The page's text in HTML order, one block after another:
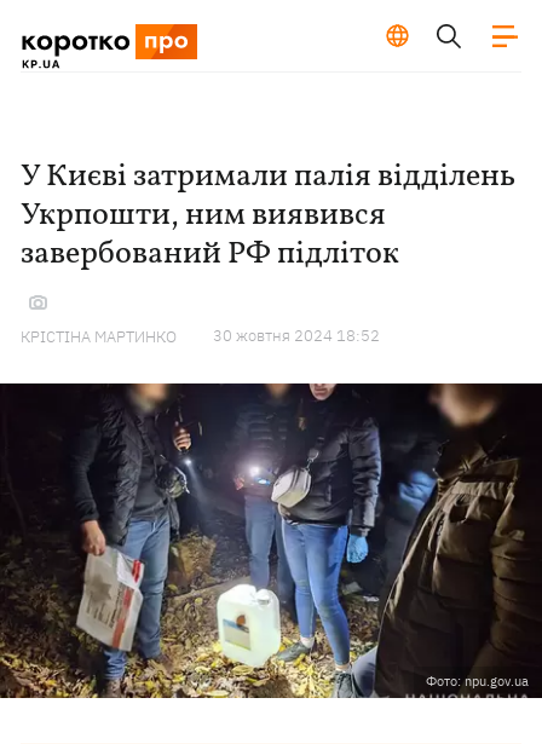
У Києві затримали палія відділень
Укрпошти, ним виявився
завербований РФ підліток
КРІСТІНА МАРТИНКО 30 жовтня 2024 18:52
Фото: npu.gov.ua